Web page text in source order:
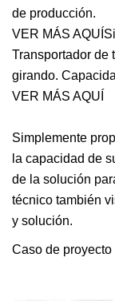
de producción.
VER MÁS AQUÍ
Transportador de
girando.
VER MÁS AQUÍ
Simplemente
la capacidad de
de la solución
técnico también
y solución.
Caso de proyecto